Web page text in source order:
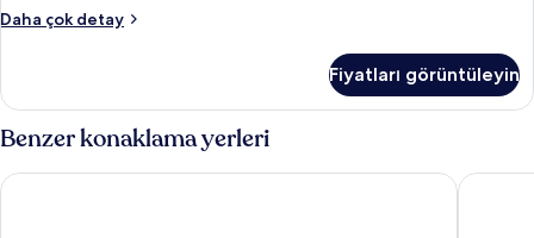
Daha çok detay
Suite
detay
Fiyatları görüntüleyin
Benzer konaklama yerleri
Turaco Ngorongoro Valley, a Tribute Portfolio Lodge